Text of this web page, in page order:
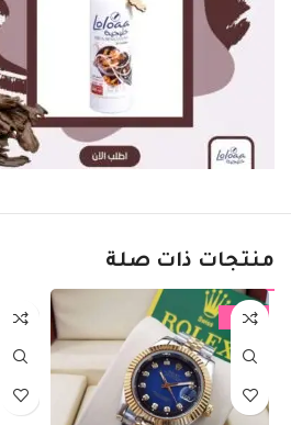
منتجات ذات صلة